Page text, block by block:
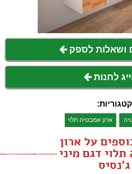
ושאלות לספק
לחנות
קטגוריות:
ארון אמבטיה תלוי
על ארון
דגם מיני
ג'נסיס